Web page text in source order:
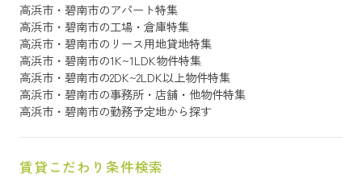
高浜市・碧南市のアパート特集
高浜市・碧南市の工場・倉庫特集
高浜市・碧南市のリース用地貸地特集
高浜市・碧南市の1K~1LDK物件特集
高浜市・碧南市の2DK~2LDK以上物件特集
高浜市・碧南市の事務所・店舗・他物件特集
高浜市・碧南市の勤務予定地から探す
賃貸こだわり条件検索